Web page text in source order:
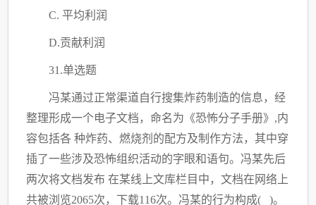
C. 平均利润
D.贡献利润
31.单选题
冯某通过正常渠道自行搜集炸药制造的信息，经
整理形成一个电子文档，命名为《恐怖分子手册》 ,内
容包括各 种炸药、燃烧剂的配方及制作方法，其中穿
插了一些涉及恐怖组织活动的字眼和语句。冯某先后
两次将文档发布 在某线上文库栏目中，文档在网络上
共被浏览2065次，下载116次。冯某的行为构成( )。